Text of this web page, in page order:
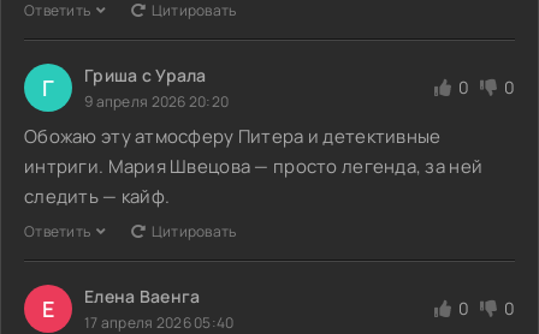
Ответить Цитировать
Г Гриша с Урала
9 апреля 2026 20:20
0 0
Обожаю эту атмосферу Питера и детективные
интриги. Мария Швецова — просто легенда, за ней
следить — кайф.
Ответить Цитировать
Е Елена Ваенга
17 апреля 2026 05:40
0 0